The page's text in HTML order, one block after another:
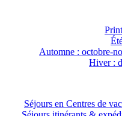
Automne : octobre-
Hiver :
Séjours en Centres de